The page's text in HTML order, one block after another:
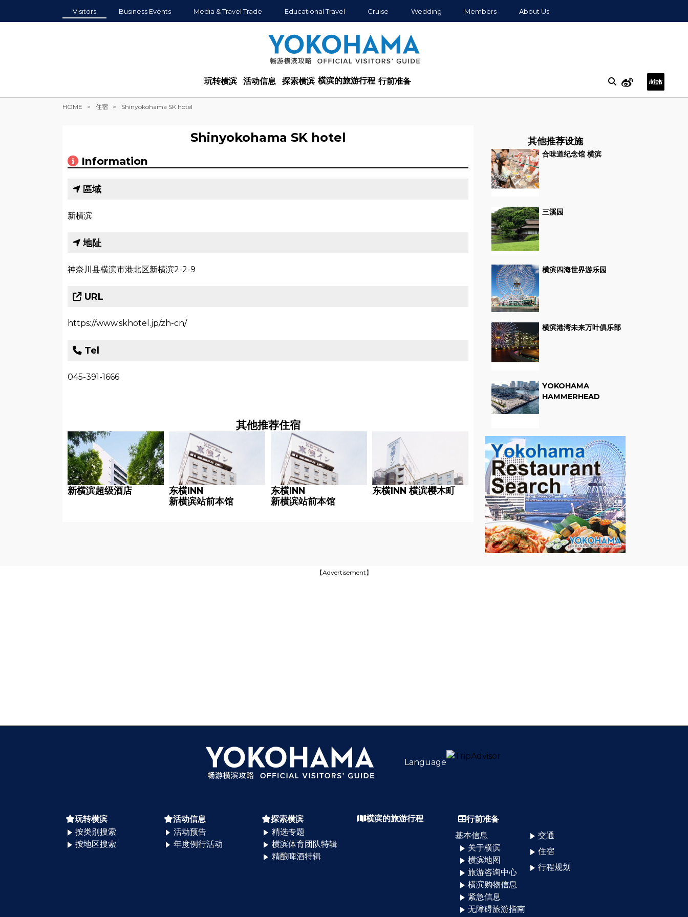
Visitors Business Events Media & Travel Trade Educational Travel Cruise Wedding Members About Us
玩转横滨 活动信息 探索横滨 横滨的旅游行程 行前准备
HOME 住宿 Shinyokohama SK hotel
Shinyokohama SK hotel
Information
區域
新横滨
地阯
神奈川县横滨市港北区新横滨2-2-9
URL
https://www.skhotel.jp/zh-cn/
Tel
045-391-1666
其他推荐住宿
新横滨超级酒店
东横INN
新横滨站前本馆
东横INN
新横滨站前本馆
东横INN 横滨樱木町
其他推荐设施
合味道纪念馆 横滨
三溪园
横滨四海世界游乐园
横滨港湾未来万叶俱乐部
YOKOHAMA
HAMMERHEAD
【Advertisement】
Language
玩转横滨
按类别搜索
按地区搜索
活动信息
活动预告
年度例行活动
探索横滨
精选专题
横滨体育团队特辑
精酿啤酒特辑
横滨的旅游行程
行前准备
基本信息
关于横滨
横滨地图
旅游咨询中心
横滨购物信息
紧急信息
无障碍旅游指南
交通
住宿
行程规划